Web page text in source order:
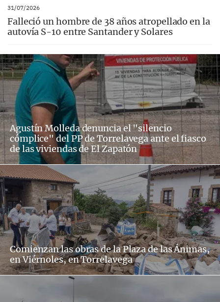
31/07/2026
Falleció un hombre de 38 años atropellado en la
autovía S-10 entre Santander y Solares
Agustín Molleda denuncia el "silencio
cómplice" del PP de Torrelavega ante el fiasco
de las viviendas de El Zapatón
Comienzan las obras de la Plaza de las Ánimas,
en Viérnoles, en Torrelavega